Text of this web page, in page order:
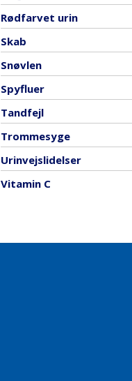
Rødfarvet urin
Skab
Snøvlen
Spyfluer
Tandfejl
Trommesyge
Urinvejslidelser
Vitamin C